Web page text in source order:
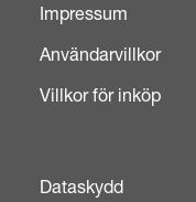
Impressum
Användarvillkor
Villkor för inköp
Dataskydd